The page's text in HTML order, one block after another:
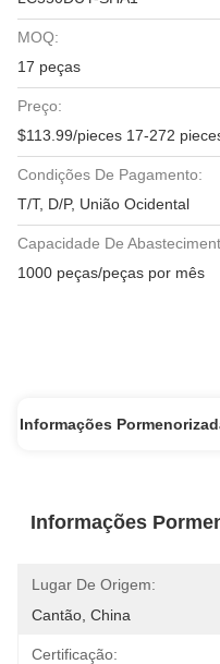
MOQ:
17 peças
Preço:
$113.99/pieces 17-272
Condições De Pagamento:
T/T, D/P, União Ocidental
Capacidade De
1000 peças/peças por mês
Informações
Informações
Lugar De Origem:
Cantão, China
Certificação: